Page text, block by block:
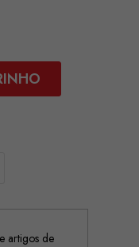
artigos de